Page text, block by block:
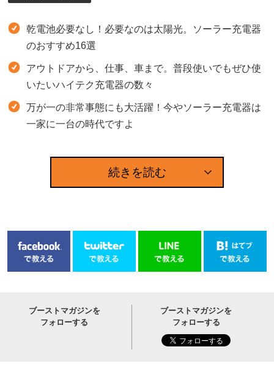
乾電池必要なし！必要なのは太陽光。ソーラー充電器
のおすすめ16選
アウトドアから、仕事、車まで。普段使いでもぜひ使
いたいハイテク充電器の数々
万が一の非常事態にも大活躍！今やソーラー充電器は
一家に一台の時代ですよ
続きを読む
ブーストマガジンを
フォローする
ブーストマガジンを
フォローする